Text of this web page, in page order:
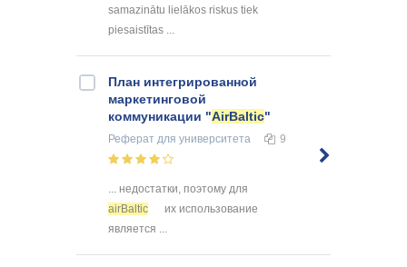
samazinātu lielākos riskus tiek
piesaistītas ...
План интегрированной
маркетинговой
коммуникации "AirBaltic"
Реферат для университета 9
... недостатки, поэтому для
airBaltic
их использование
является ...